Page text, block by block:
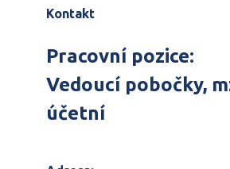
Kontakt
Pracovní pozice:
Vedoucí pobočky,
účetní